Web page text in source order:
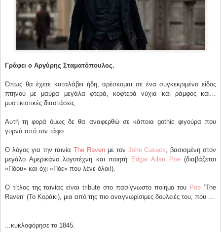
Γράφει ο Αργύρης Σταματόπουλος.
Όπως θα έχετε καταλάβει ήδη, αρέσκομαι σε ένα συγκεκριμένο είδος
πτηνού με μαύρα μεγάλα φτερά, κοφτερά νύχια και ράμφος και…
μυστικιστικές διαστάσεις.
Αυτή τη φορά όμως δε θα αναφερθώ σε κάποια gothic φιγούρα που
γυρνά από τον τάφο.
Ο λόγος για την ταινία The Raven με τον John Cusack, βασισμένη στον
μεγάλο Αμερικάνο λογοτέχνη και ποιητή
Edgar Allan Poe(διαβάζεται
«Πόου» και όχι «Πόε» που λένε όλοι!).
Ο τίτλος της ταινίας είναι tribute στο πασίγνωστο ποίημα του Poe‘The
Raven’ (Το Κοράκι), μια από της πιο αναγνωρίσιμες δουλειές του, που ...
...κυκλοφόρησε το 1845.